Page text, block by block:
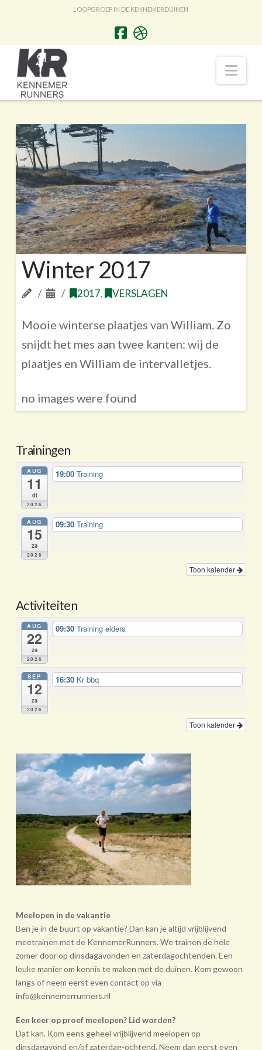
LOOPGROEP IN DE KENNEMERDUINEN
Winter 2017
2017, VERSLAGEN
Mooie winterse plaatjes van William. Zo
snijdt het mes aan twee kanten: wij de
plaatjes en William de intervalletjes.
no images were found
Trainingen
AUG
11
di
2026
19:00Training
AUG
15
za
2026
09:30Training
Toon kalender
Activiteiten
AUG
22
za
2026
09:30Training elders
SEP
12
za
2026
16:30 Kr bbq
Toon kalender
Meelopen in de vakantie
Ben je in de buurt op vakantie? Dan kan je altijd vrijblijvend
meetrainen met de KennemerRunners. We trainen de hele
zomer door op dinsdagavonden en zaterdagochtenden. Een
leuke manier om kennis te maken met de duinen. Kom gewoon
langs of neem eerst even contact op via
info@kennemerrunners.nl
Een keer op proef meelopen? Lid worden?
Dat kan. Kom eens geheel vrij­blijvend meelopen op
dinsdagavond en/of zaterdag-ochtend. Neem dan eerst even